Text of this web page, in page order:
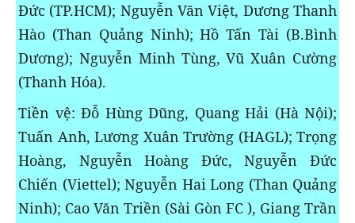
Đức (TP.HCM); Nguyễn Văn Việt, Dương Thanh
Hào (Than Quảng Ninh); Hồ Tấn Tài (B.Bình
Dương); Nguyễn Minh Tùng, Vũ Xuân Cường
(Thanh Hóa).
Tiền vệ: Đỗ Hùng Dũng, Quang Hải (Hà Nội);
Tuấn Anh, Lương Xuân Trường (HAGL); Trọng
Hoàng, Nguyễn Hoàng Đức, Nguyễn Đức
Chiến (Viettel); Nguyễn Hai Long (Than Quảng
Ninh); Cao Văn Triền (Sài Gòn FC ), Giang Trần